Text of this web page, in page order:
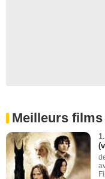
Meilleurs films
1.